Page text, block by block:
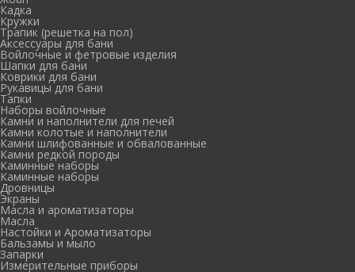
Кадка
Кружки
Трапик (решетка на пол)
Аксессуары для бани
Войлочные и фетровые изделия
Шапки для бани
Коврики для бани
Рукавицы для бани
Тапки
Наборы войлочные
Камни и наполнители для печей
Камни колотые и наполнители
Камни шлифованные и обвалованные
Камни редкой породы
Каминные наборы
Каминные наборы
Дровницы
Экраны
Масла и ароматизаторы
Масла
Настойки и Ароматизаторы
Бальзамы и мыло
Запарки
Измерительные приборы